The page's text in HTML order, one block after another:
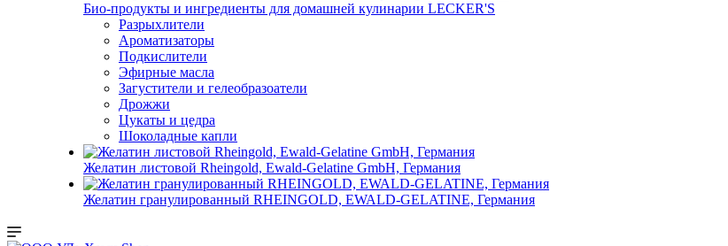
Био-продукты и ингредиенты для домашней кулинарии LECKER'S
Разрыхлители
Ароматизаторы
Подкислители
Эфирные масла
Загустители и гелеобразоатели
Дрожжи
Цукаты и цедра
Шоколадные капли
Желатин листовой Rheingold, Ewald-Gelatine GmbH, Германия
Желатин гранулированный RHEINGOLD, EWALD-GELATINE, Германия